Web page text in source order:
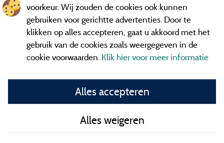
General terms of use
Contact gegevens
voorkeur. Wij zouden de cookies ook kunnen
gebruiken voor gerichtte advertenties. Door te
klikken op alles accepteren, gaat u akkoord met het
gebruik van de cookies zoals weergegeven in de
cookie voorwaarden. Klik hier voor meer informatie
Alles accepteren
Alles weigeren